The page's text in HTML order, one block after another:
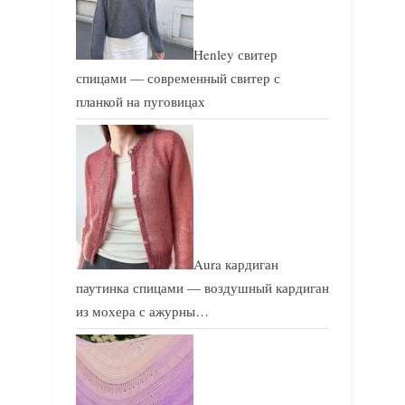
с
:
Henley свитер
спицами — современный свитер с
планкой на пуговицах
Aura кардиган
паутинка спицами — воздушный кардиган
из мохера с ажурны…